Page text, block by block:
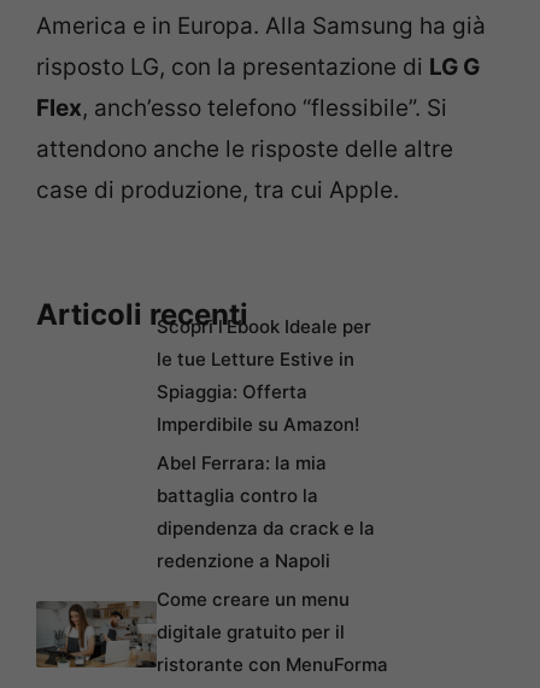
America e in Europa. Alla Samsung ha già
risposto LG, con la presentazione di LG G
Flex, anch’esso telefono “flessibile”. Si
attendono anche le risposte delle altre
case di produzione, tra cui Apple.
Articoli recentiScopri l’Ebook Ideale per
le tue Letture Estive in
Spiaggia: Offerta
Imperdibile su Amazon!
Abel Ferrara: la mia
battaglia contro la
dipendenza da crack e la
redenzione a Napoli
Come creare un menu
digitale gratuito per il
ristorante con MenuForma